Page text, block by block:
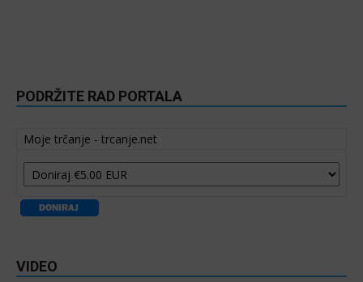
PODRŽITE RAD PORTALA
Moje trčanje - trcanje.net
VIDEO